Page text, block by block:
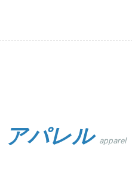
アパレル apparel